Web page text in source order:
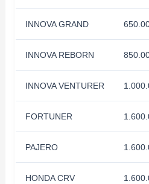
INNOVA GRAND
INNOVA REBORN
INNOVA VENTURER
FORTUNER
PAJERO
HONDA CRV